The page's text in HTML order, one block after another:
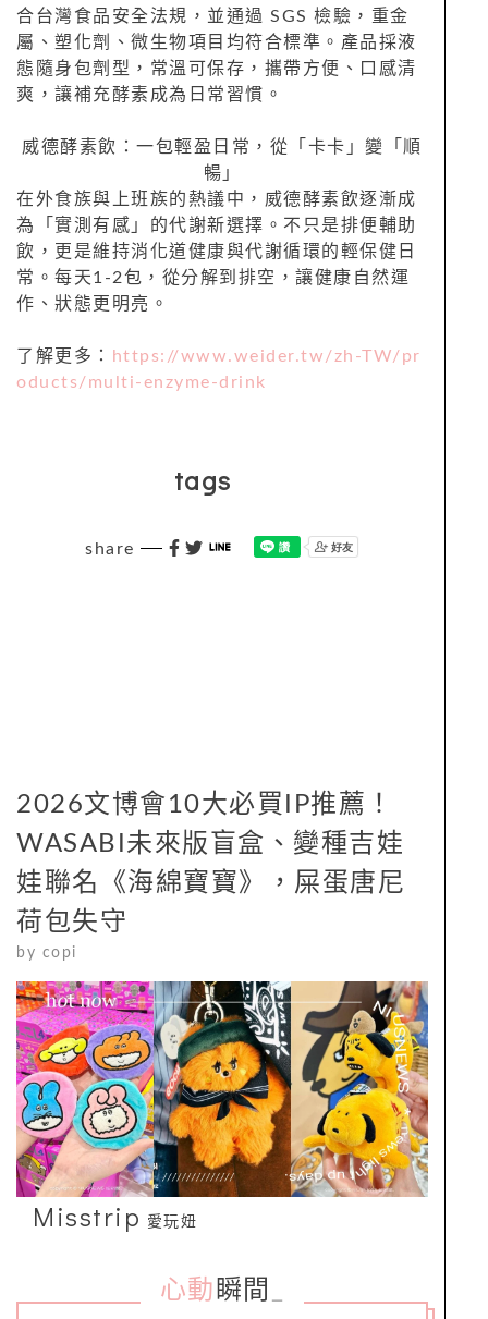
合台灣食品安全法規，並通過 SGS 檢驗，重金
屬、塑化劑、微生物項目均符合標準。產品採液
態隨身包劑型，常溫可保存，攜帶方便、口感清
爽，讓補充酵素成為日常習慣。
威德酵素飲：一包輕盈日常，從「卡卡」變「順
暢」
在外食族與上班族的熱議中，威德酵素飲逐漸成
為「實測有感」的代謝新選擇。不只是排便輔助
飲，更是維持消化道健康與代謝循環的輕保健日
常。每天1-2包，從分解到排空，讓健康自然運
作、狀態更明亮。
了解更多：
https://www.weider.tw/zh-TW/pr
oducts/multi-enzyme-drink
tags
share
2026文博會10大必買IP推薦！
WASABI未來版盲盒、變種吉娃
娃聯名《海綿寶寶》，屎蛋唐尼
荷包失守
by copi
Misstrip 愛玩妞
心動 瞬間